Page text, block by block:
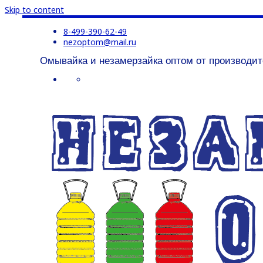
Skip to content
8-499-390-62-49
nezoptom@mail.ru
Омывайка и незамерзайка оптом от